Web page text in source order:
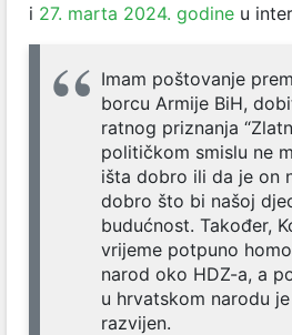
i 27. marta 2024. godine u
Imam poštovanje
borcu Armije BiH,
ratnog priznanja
političkom smislu ne
išta dobro ili da je on
dobro što bi našoj
budućnost. Također,
vrijeme potpuno
narod oko HDZ-a, a
u hrvatskom narodu
razvijen.